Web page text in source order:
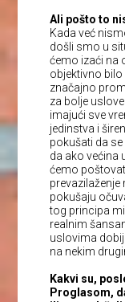
Ali pošto to
Kada već
došli smo u
ćemo izaći na
objektivno
značajno
za bolje
imajući sve
jedinstva i
pokušati da
da ako većina
ćemo
prevazilaženje
pokušaju
tog principa
realnim
uslovima
na nekim
Kakvi su,
Proglasom,